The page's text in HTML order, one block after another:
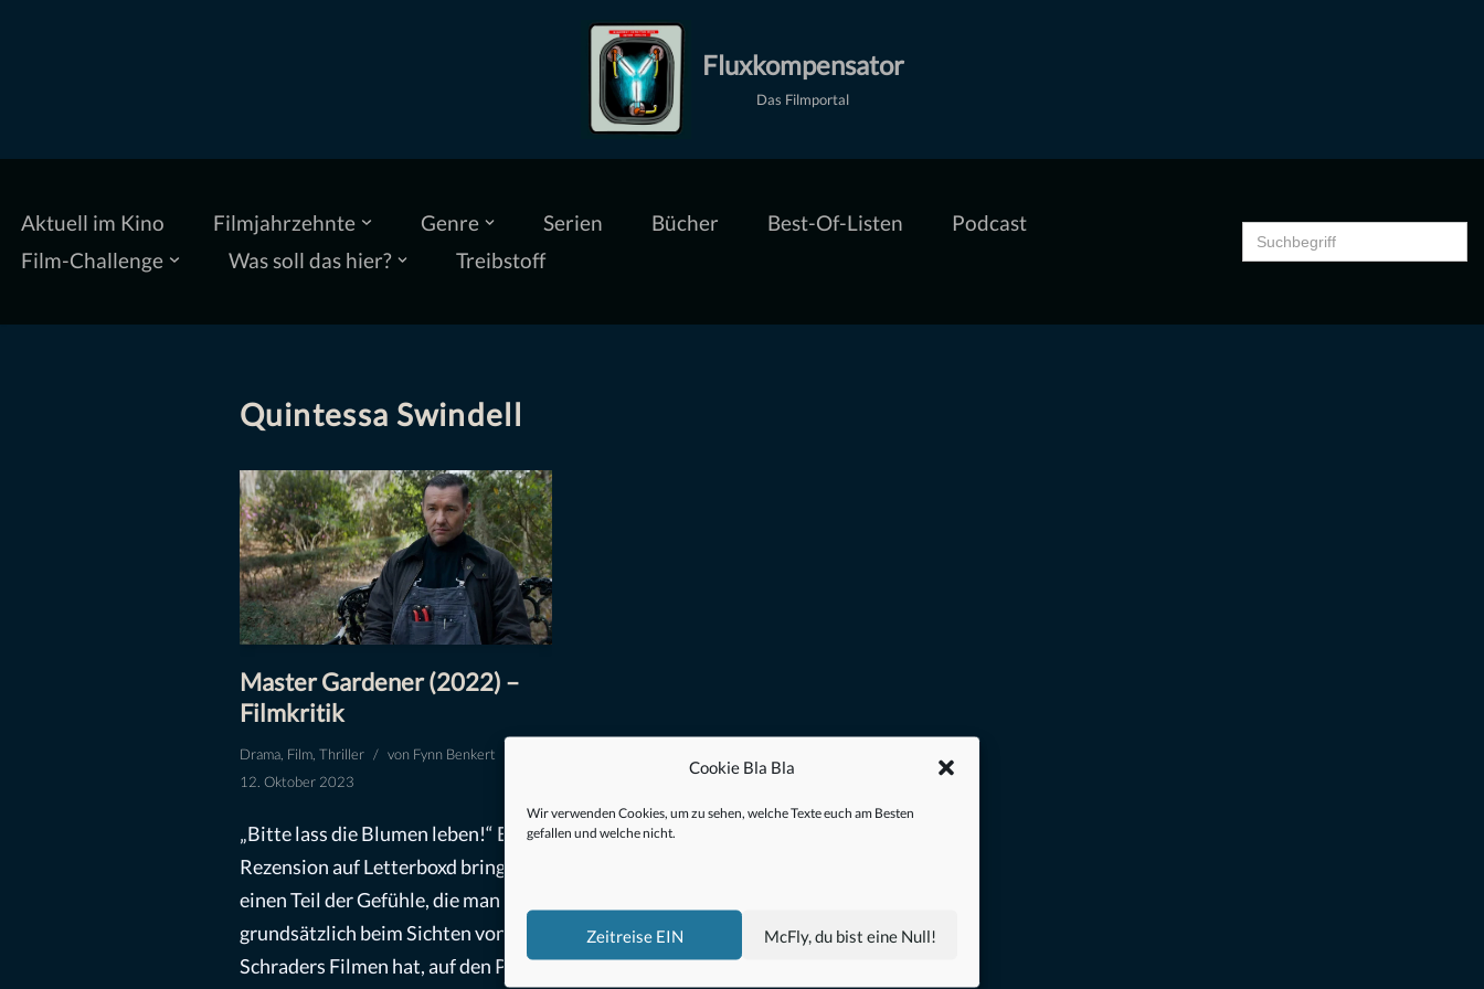
Cookie Bla Bla
Wir verwenden Cookies, um zu sehen, welche Texte euch am Besten
gefallen und welche nicht.
Zeitreise EIN McFly, du bist eine Null!
Fluxkompensator
Das Filmportal
Aktuell im Kino Filmjahrzehnte Genre Serien Bücher Best-Of-Listen
Podcast
Film-Challenge
Was soll das hier? Treibstoff
Search
for:
Quintessa Swindell
Master Gardener (2022) –
Filmkritik
Drama, Film, Thriller von Fynn Benkert
12. Oktober 2023
„Bitte lass die Blumen leben!“ Eine
Rezension auf Letterboxd bringt
einen Teil der Gefühle, die man
grundsätzlich beim Sichten von Paul
Schraders Filmen hat, auf den Punkt.